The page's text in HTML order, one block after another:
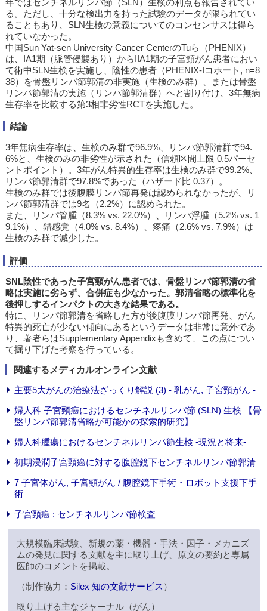
る。ただし、十分な検出力を持った試験のデータが限られてい
ることもあり、SLN生検の意義についてのコンセンサスは得ら
れていなかった。
中国Sun Yat-sen University Cancer CenterのTuら（PHENIX）
は、IA1期（脈管侵襲あり）からIIA1期の子宮頸がん患者におい
て術中SLN生検を実施し、陰性の患者（PHENIX-Iコホート, n=8
38）を骨盤リンパ節郭清の非実施（生検のみ群）、または骨盤
リンパ節郭清の実施（リンパ節郭清群）へと割り付け、3年無病
生存率を比較する第3相非劣性RCTを実施した。
結論
3年無病生存率は、生検のみ群で96.9%、リンパ節郭清群で94.
6%と、生検のみの非劣性が示された（信頼区間上限 0.5パーセ
ントポイント）。3年がん特異的生存率は生検のみ群で99.2%、
リンパ節郭清群で97.8%であった（ハザード比 0.37）。
生検のみ群では後腹膜リンパ節再発は認められなかったが、リ
ンパ節郭清群では9名（2.2%）に認められた。
また、リンパ管腫（8.3% vs. 22.0%）、リンパ浮腫（5.2% vs. 1
9.1%）、錯感覚（4.0% vs. 8.4%）、疼痛（2.6% vs. 7.9%）は
生検のみ群で減少した。
評価
SNL陰性であった子宮頸がん患者では、骨盤リンパ節郭清の省
略は実施に劣らず、合併症も少なかった。郭清省略の標準化を
後押しするインパクトの大きな結果である。
特に、リンパ節郭清を省略した方が後腹膜リンパ節再発、がん
特異的死亡が少ない傾向にあるというデータは非常に意外であ
り、著者らはSupplementary Appendixも含めて、この点につい
て掘り下げた考察を行っている。
関連するメディカルオンライン文献
主要5大がんの治療法ざっくり解説 (3) - 乳がん, 子宮頸がん -
婦人科 子宮頸癌におけるセンチネルリンパ節 (SLN) 生検 【骨
盤リンパ節郭清省略が可能かの探索的研究】
婦人科腫瘍におけるセンチネルリンパ節生検 -現況と将来-
初期浸潤子宮頸癌に対する腹腔鏡下センチネルリンパ節郭清
7 子宮体がん, 子宮頸がん / 腹腔鏡下手術・ロボット支援下手
術
子宮頸癌 : センチネルリンパ節検査
大規模臨床試験、新規の薬・機器・手法・因子・メカニズ
ムの発見に関する文献を主に取り上げ、原文の要約と専属
医師のコメントを掲載。
（制作協力： Silex 知の文献サービス ）
取り上げる主なジャーナル（がん）